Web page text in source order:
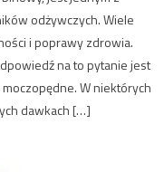
odżywczych. Wiele
i poprawy zdrowia.
na to pytanie jest
W niektórych
dawkach […]